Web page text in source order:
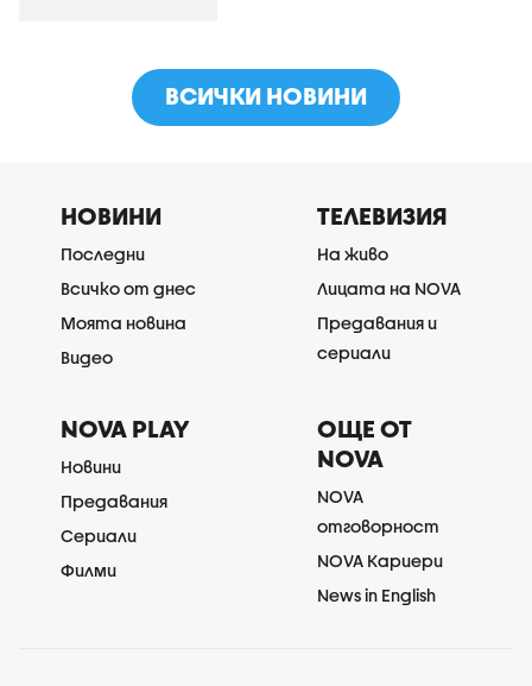
ВСИЧКИ НОВИНИ
НОВИНИ
Последни
Всичко от днес
Моята новина
Видео
ТЕЛЕВИЗИЯ
На живо
Лицата на NOVA
Предавания и
сериали
NOVA PLAY
Новини
Предавания
Сериали
Филми
ОЩЕ ОТ
NOVA
NOVA
отговорност
NOVA Кариери
News in English